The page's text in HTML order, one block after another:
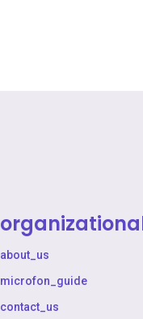
about_us
microfon_guide
contact_us